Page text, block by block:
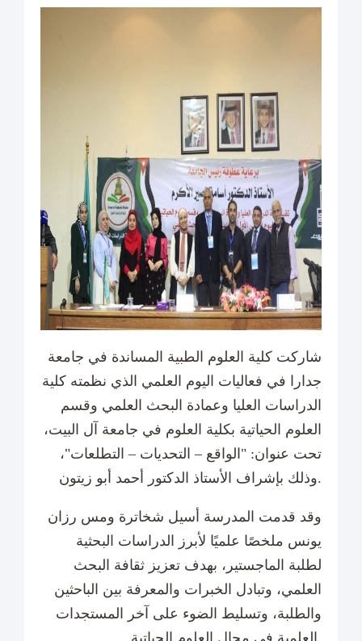
شاركت كلية العلوم الطبية المساندة في جامعة
جدارا في فعاليات اليوم العلمي الذي نظمته كلية
الدراسات العليا وعمادة البحث العلمي وقسم
العلوم الحياتية بكلية العلوم في جامعة آل البيت،
تحت عنوان: "الواقع – التحديات – التطلعات"،
وذلك بإشراف الأستاذ الدكتور أحمد أبو زيتون.
وقد قدمت المدرسة أسيل شخاترة ومس رزان
يونس ملخصًا علميًا لأبرز الدراسات البحثية
لطلبة الماجستير، بهدف تعزيز ثقافة البحث
العلمي، وتبادل الخبرات والمعرفة بين الباحثين
والطلبة، وتسليط الضوء على آخر المستجدات
العلمية في مجال العلوم الحياتية.